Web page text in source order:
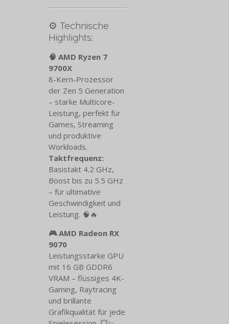
⚙️ Technische
Highlights:
🧠 AMD Ryzen 7
9700X
8-Kern-Prozessor
der Zen 5 Generation
– starke Multicore-
Leistung, perfekt für
Games, Streaming
und produktive
Workloads.
Taktfrequenz:
Basistakt 4.2 GHz,
Boost bis zu 5.5 GHz
– für ultimative
Geschwindigkeit und
Leistung. 🧠🔥
🎮 AMD Radeon RX
9070
Leistungsstarke GPU
mit 16 GB GDDR6
VRAM – flüssiges 4K-
Gaming, Raytracing
und brillante
Grafikqualität für jede